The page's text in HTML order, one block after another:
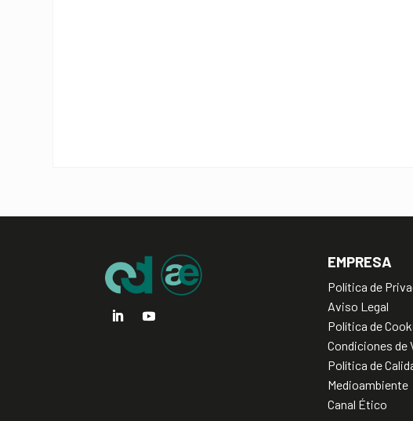
EMPRESA
Política de
Aviso Legal
Política de
Condiciones de
Política de
Medioambiente
Canal Ético